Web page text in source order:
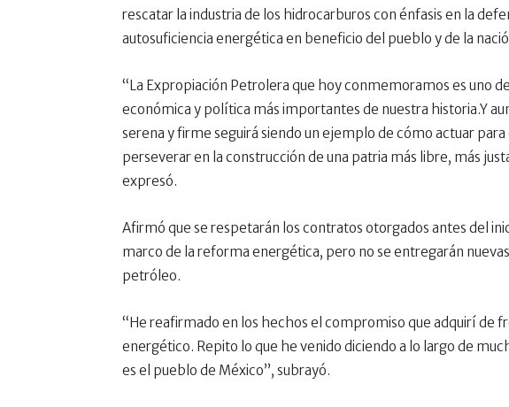
rescatar la industria de los hidrocarburos con énfasis en la
autosuficiencia energética en beneficio del pueblo y de la
“La Expropiación Petrolera que hoy conmemoramos es uno
económica y política más importantes de nuestra historia.Y
serena y firme seguirá siendo un ejemplo de cómo actuar
perseverar en la construcción de una patria más libre, más
expresó.
Afirmó que se respetarán los contratos otorgados antes del
marco de la reforma energética, pero no se entregarán
petróleo.
“He reafirmado en los hechos el compromiso que adquirí de
energético. Repito lo que he venido diciendo a lo largo de
es el pueblo de México”, subrayó.